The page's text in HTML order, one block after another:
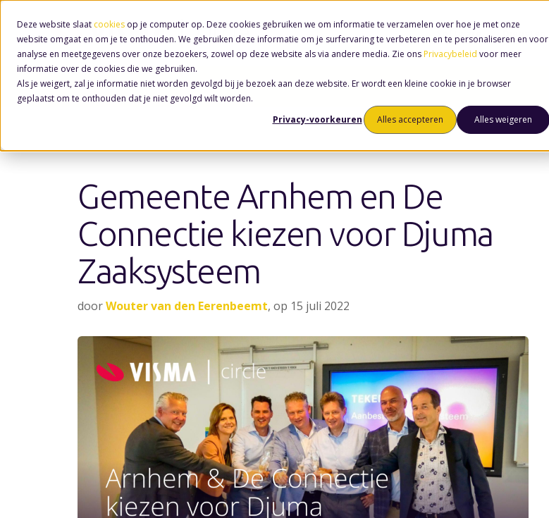
Deze website slaat cookies op je computer op. Deze cookies gebruiken we om informatie te verzamelen over hoe je met onze
website omgaat en om je te onthouden. We gebruiken deze informatie om je surfervaring te verbeteren en te personaliseren en voor
analyse en meetgegevens over onze bezoekers, zowel op deze website als via andere media. Zie ons Privacybeleid voor meer
informatie over de cookies die we gebruiken.
Als je weigert, zal je informatie niet worden gevolgd bij je bezoek aan deze website. Er wordt een kleine cookie in je browser
geplaatst om te onthouden dat je niet gevolgd wilt worden.
Privacy-voorkeuren
Alles accepteren Alles weigeren
Software
Nieuws/ KCC
Gemeente Arnhem en De
Connectie kiezen voor Djuma
Zaaksysteem
doorWouter van den Eerenbeemt, op 15 juli 2022